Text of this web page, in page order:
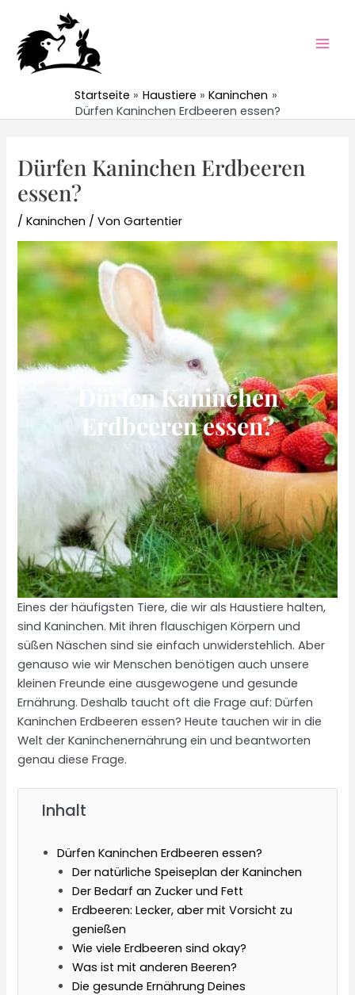
springen
Startseite Haustiere
Kaninchen
Dürfen Kaninchen Erdbeeren essen?
Dürfen Kaninchen Erdbeeren
essen?
/Kaninchen / VonGartentier
Dürfen Kaninchen
Erdbeeren essen?
Eines der häufigsten Tiere, die wir als Haustiere halten,
sind Kaninchen. Mit ihren flauschigen Körpern und
süßen Näschen sind sie einfach unwiderstehlich. Aber
genauso wie wir Menschen benötigen auch unsere
kleinen Freunde eine ausgewogene und gesunde
Ernährung. Deshalb taucht oft die Frage auf: Dürfen
Kaninchen Erdbeeren essen? Heute tauchen wir in die
Welt der Kaninchenernährung ein und beantworten
genau diese Frage.
Inhalt
Dürfen Kaninchen Erdbeeren essen?
Der natürliche Speiseplan der Kaninchen
Der Bedarf an Zucker und Fett
Erdbeeren: Lecker, aber mit Vorsicht zu
genießen
Wie viele Erdbeeren sind okay?
Was ist mit anderen Beeren?
Die gesunde Ernährung Deines